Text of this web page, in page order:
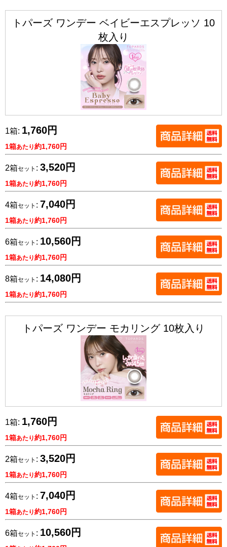
トパーズ ワンデー ベイビーエスプレッソ 10
枚入り
1箱: 1,760円
1箱あたり約1,760円
2箱セット : 3,520円
1箱あたり約1,760円
4箱セット : 7,040円
1箱あたり約1,760円
6箱セット : 10,560円
1箱あたり約1,760円
8箱セット : 14,080円
1箱あたり約1,760円
トパーズ ワンデー モカリング 10枚入り
1箱: 1,760円
1箱あたり約1,760円
2箱セット : 3,520円
1箱あたり約1,760円
4箱セット : 7,040円
1箱あたり約1,760円
6箱セット : 10,560円